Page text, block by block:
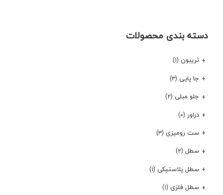
دسته بندی محصولات
تریبون (۱)
جا پایی (۳)
جلو مبلی (۲)
دراور (۰)
ست رومیزی (۳)
سطل (۲)
سطل پلاستیکی (۱)
سطل فلزی (۱)